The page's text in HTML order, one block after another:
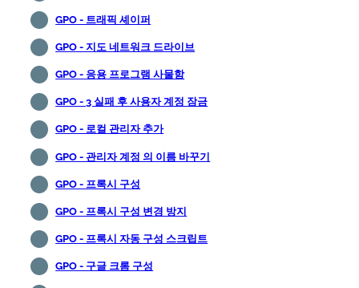
GPO - 트래픽 셰이퍼
GPO - 지도 네트워크 드라이브
GPO - 응용 프로그램 사물함
GPO - 3 실패 후 사용자 계정 잠금
GPO - 로컬 관리자 추가
GPO - 관리자 계정 의 이름 바꾸기
GPO - 프록시 구성
GPO - 프록시 구성 변경 방지
GPO - 프록시 자동 구성 스크립트
GPO - 구글 크롬 구성